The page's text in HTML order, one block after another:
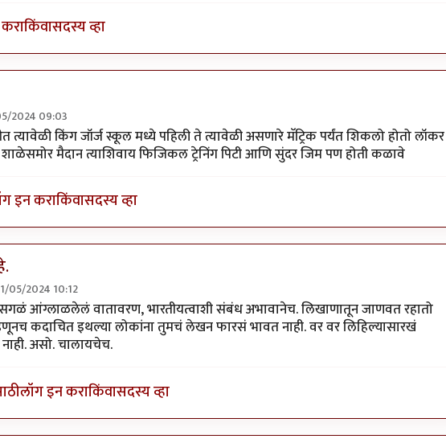
किंवासदस्य व्हा
2024 09:03
तुमच्या शाळेत लॉकर ?? हॉलवे ?byचित्रगुप्त
त्यावेळी किंग जॉर्ज स्कूल मध्ये पहिली ते त्यावेळी असणारे मॅट्रिक पर्यंत शिकलो होतो लॉकर
मैदान त्याशिवाय फिजिकल ट्रेनिंग पिटी आणि सुंदर जिम पण होती कळावे
इन कराकिंवासदस्य व्हा
05/2024 10:12
byश्रीकृष्ण सामंत
आंग्लाळलेलं वातावरण, भारतीयत्वाशी संबंध अभावानेच. लिखाणातून जाणवत रहातो
कदाचित इथल्या लोकांना तुमचं लेखन फारसं भावत नाही. वर वर लिहिल्यासारखं
असो. चालायचेच.
लॉग इन कराकिंवासदस्य व्हा